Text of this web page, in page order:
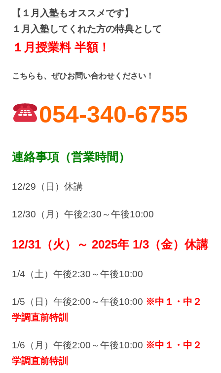
【１月入塾もオススメです】
１月入塾してくれた方の特典として
１月授業料 半額！
こちらも、ぜひお問い合わせください！
054-340-6755
連絡事項（営業時間）
12/29（日）休講
12/30（月）午後2:30～午後10:00
12/31（火）～ 2025年 1/3（金）休講
1/4 （土）午後2:30～午後10:00
1/5（日）午後2:00～午後10:00 ※中１・中２
学調直前特訓
1/6（月）午後2:00～午後10:00 ※中１・中２
学調直前特訓